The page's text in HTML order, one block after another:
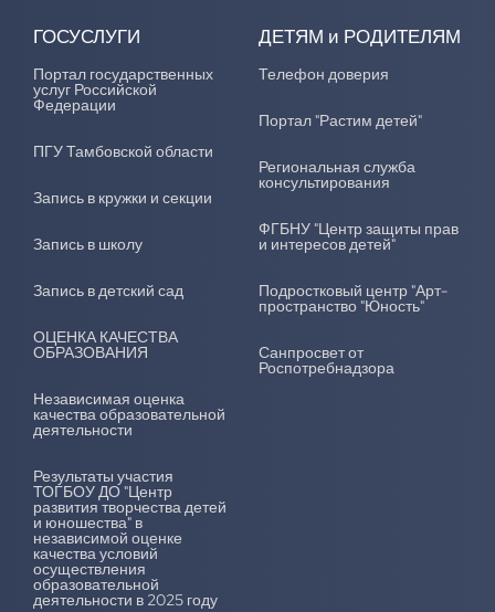
ГОСУСЛУГИ
Портал государственных
услуг Российской
Федерации
ПГУ Тамбовской области
Запись в кружки и секции
Запись в школу
Запись в детский сад
ОЦЕНКА КАЧЕСТВА
ОБРАЗОВАНИЯ
Независимая оценка
качества образовательной
деятельности
Результаты участия
ТОГБОУ ДО "Центр
развития творчества детей
и юношества" в
независимой оценке
качества условий
осуществления
образовательной
деятельности в 2025 году
ДЕТЯМ и РОДИТЕЛЯМ
Телефон доверия
Портал "Растим детей"
Региональная служба
консультирования
ФГБНУ "Центр защиты прав
и интересов детей"
Подростковый центр "Арт-
пространство "Юность"
Санпросвет от
Роспотребнадзора